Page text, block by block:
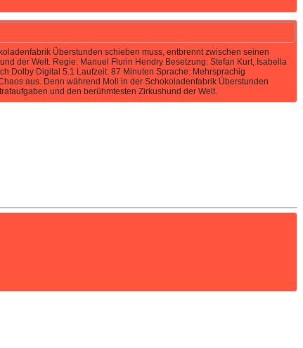
Überstunden schieben muss, entbrennt zwischen seinen
der Welt. Regie: Manuel Flurin Hendry Besetzung: Stefan Kurt, Isabella
Dolby Digital 5.1 Laufzeit: 87 Minuten Sprache: Mehrsprachig
aus. Denn während Moll in der Schokoladenfabrik Überstunden
und den berühmtesten Zirkushund der Welt.